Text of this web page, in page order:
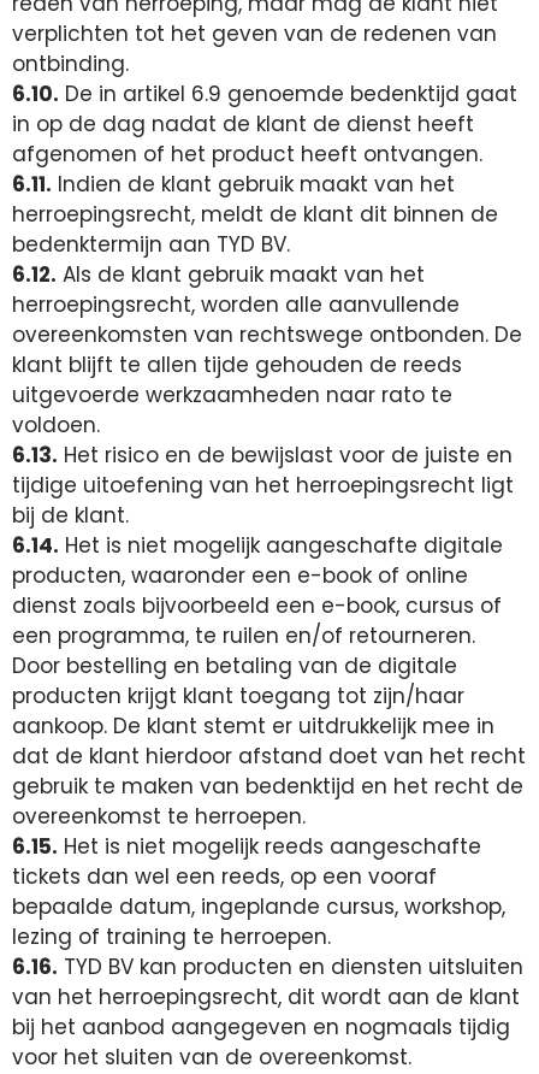
verplichten tot het geven van de redenen van
ontbinding.
6.10. De in artikel 6.9 genoemde bedenktijd gaat
in op de dag nadat de klant de dienst heeft
afgenomen of het product heeft ontvangen.
6.11. Indien de klant gebruik maakt van het
herroepingsrecht, meldt de klant dit binnen de
bedenktermijn aan TYD BV.
6.12. Als de klant gebruik maakt van het
herroepingsrecht, worden alle aanvullende
overeenkomsten van rechtswege ontbonden. De
klant blijft te allen tijde gehouden de reeds
uitgevoerde werkzaamheden naar rato te
voldoen.
6.13. Het risico en de bewijslast voor de juiste en
tijdige uitoefening van het herroepingsrecht ligt
bij de klant.
6.14. Het is niet mogelijk aangeschafte digitale
producten, waaronder een e-book of online
dienst zoals bijvoorbeeld een e-book, cursus of
een programma, te ruilen en/of retourneren.
Door bestelling en betaling van de digitale
producten krijgt klant toegang tot zijn/haar
aankoop. De klant stemt er uitdrukkelijk mee in
dat de klant hierdoor afstand doet van het recht
gebruik te maken van bedenktijd en het recht de
overeenkomst te herroepen.
6.15. Het is niet mogelijk reeds aangeschafte
tickets dan wel een reeds, op een vooraf
bepaalde datum, ingeplande cursus, workshop,
lezing of training te herroepen.
6.16. TYD BV kan producten en diensten uitsluiten
van het herroepingsrecht, dit wordt aan de klant
bij het aanbod aangegeven en nogmaals tijdig
voor het sluiten van de overeenkomst.